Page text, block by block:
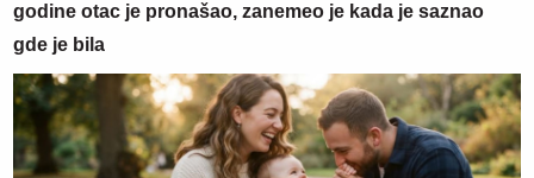
godine otac je pronašao, zanemeo je kada je saznao
gde je bila